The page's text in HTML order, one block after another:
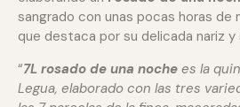
sangrado con unas pocas horas de
que destaca por su delicada nariz
“7L rosado de una noche es la
Legua, elaborado con las tres